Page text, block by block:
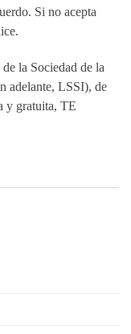
Si no acepta
la Sociedad de la
adelante, LSSI), de
y gratuita, TE